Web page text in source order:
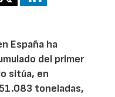
España ha
del primer
sitúa, en
toneladas,